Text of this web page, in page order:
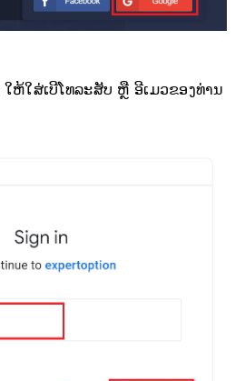
ຫ້ໃສ່ເບີໂທລະສັບ ຫຼື ອີເມວຂອງທ່ານ